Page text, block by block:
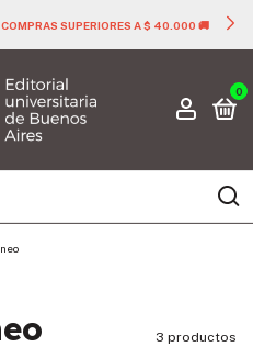
SUPERIORES A $ 40.000 🚚
0
3 productos